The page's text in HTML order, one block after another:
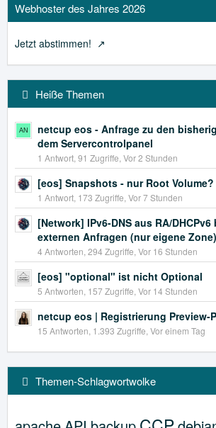
Webhoster des Jahres 2026
Jetzt abstimmen!
Heiße Themen
netcup eos - Anfrage zu den
dem Servercontrolpanel
1 Antwort, 91 Zugriffe, Vor 2 Stunden
[eos] Snapshots - nur Root Volume?
1 Antwort, 173 Zugriffe, Vor 7 Stunden
[Network] IPv6-DNS aus RA/
externen Anfragen (nur eigene Zone)
4 Antworten, 294 Zugriffe, Vor 16 Stunden
[eos] "optional" ist nicht Optional
5 Antworten, 157 Zugriffe, Vor 14 Stunden
netcup eos | Registrierung Preview-
15 Antworten, 1.393 Zugriffe, Vor einem Tag
Themen-Schlagwortwolke